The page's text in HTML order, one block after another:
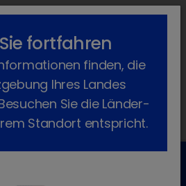
lock_outline search menu
Kokzidiol
fortfahren
finden, die
Ihres Landes
Sie die Länder-
Standort entspricht.